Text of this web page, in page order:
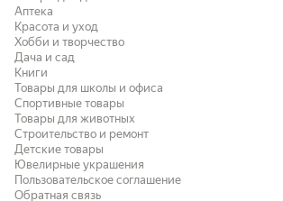
потом придётся колхозить или
пересобирать пк.
Аптека
Красота и уход
Хобби и творчество
Дача и сад
Книги
Товары для школы и офиса
Спортивные товары
Товары для животных
Строительство и ремонт
Детские товары
Ювелирные украшения
Пользовательское соглашение
Обратная связь